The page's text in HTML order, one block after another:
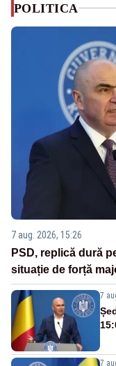
POLITICA
7 aug. 2026, 15:26
PSD, replică dură
situație de forță
7
7